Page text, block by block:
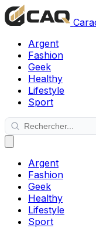
Argent
Fashion
Geek
Healthy
Lifestyle
Sport
Argent
Fashion
Geek
Healthy
Lifestyle
Sport